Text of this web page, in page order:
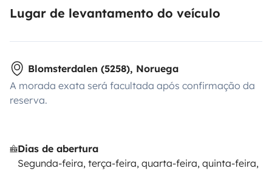
Lugar de levantamento do veículo
Blomsterdalen (5258), Noruega
A morada exata será facultada após confirmação da
reserva.
Dias de abertura
Segunda-feira, terça-feira, quarta-feira, quinta-feira,